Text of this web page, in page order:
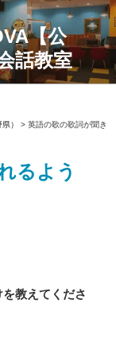
【公
話教室
） > 英語の歌の歌詞が聞き
るよう
教えてくださ